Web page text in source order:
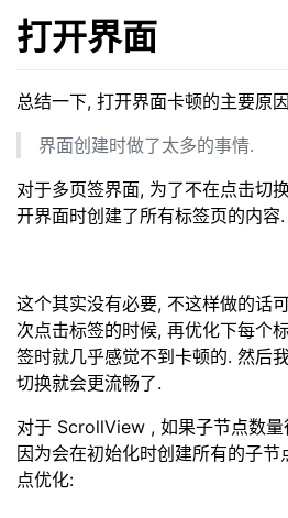
打开界面
总结一下, 打开界面卡顿的主要原
界面创建时做了太多的事情.
对于多页签界面, 为了不在点击切
开界面时创建了所有标签页的内容
这个其实没有必要, 不这样做的话
次点击标签的时候, 再优化下每个
签时就几乎感觉不到卡顿的. 然后
切换就会更流畅了.
对于 ScrollView , 如果子节点数
因为会在初始化时创建所有的子
点优化: